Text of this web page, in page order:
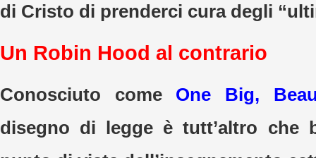
di Cristo di prenderci cura degli
Un Robin Hood al contrario
Conosciuto come One Big,
disegno di legge è tutt’altro che